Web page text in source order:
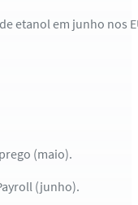
etanol em junho nos
(maio).
(junho).